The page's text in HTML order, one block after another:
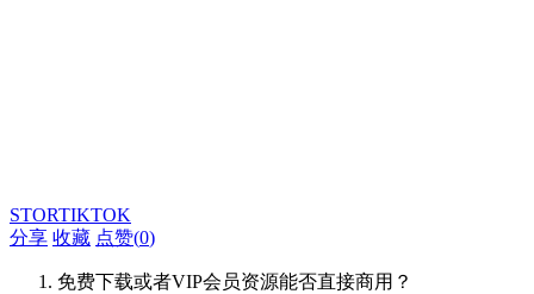
STORTIKTOK
分享 收藏 点赞(0)
免费下载或者VIP会员资源能否直接商用？